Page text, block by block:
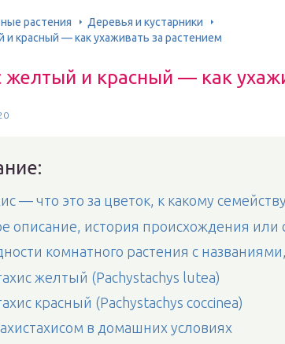
растения
Деревья и кустарники
и красный — как ухаживать за растением
желтый и красный — как
— что это за цветок, к какому
описание, история происхождения или
комнатного растения с
желтый (Pachystachys lutea)
красный (Pachystachys coccinea)
в домашних условиях